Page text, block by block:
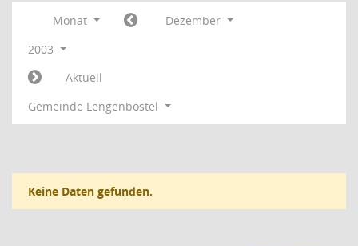
Monat
Dezember
2003
Aktuell
Gemeinde Lengenbostel
Keine Daten gefunden.